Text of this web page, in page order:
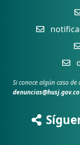
Si conoce algún caso
denuncias@husj.gov.co